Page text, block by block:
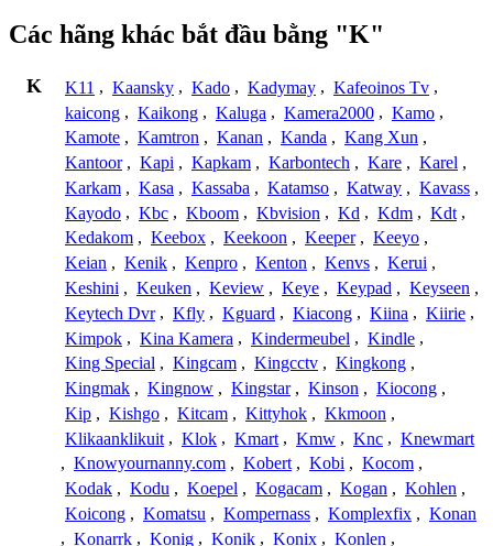
Các hãng khác bắt đầu bằng "K"
K K11 , Kaansky , Kado , Kadymay , Kafeoinos Tv ,
kaicong , Kaikong , Kaluga , Kamera2000 , Kamo ,
Kamote , Kamtron , Kanan , Kanda , Kang Xun ,
Kantoor , Kapi , Kapkam , Karbontech , Kare , Karel ,
Karkam , Kasa , Kassaba , Katamso , Katway , Kavass ,
Kayodo , Kbc , Kboom , Kbvision , Kd , Kdm , Kdt ,
Kedakom , Keebox , Keekoon , Keeper , Keeyo ,
Keian , Kenik , Kenpro , Kenton , Kenvs , Kerui ,
Keshini , Keuken , Keview , Keye , Keypad , Keyseen ,
Keytech Dvr , Kfly , Kguard , Kiacong , Kiina , Kiirie ,
Kimpok , Kina Kamera , Kindermeubel , Kindle ,
King Special , Kingcam , Kingcctv , Kingkong ,
Kingmak , Kingnow , Kingstar , Kinson , Kiocong ,
Kip , Kishgo , Kitcam , Kittyhok , Kkmoon ,
Klikaanklikuit , Klok , Kmart , Kmw , Knc , Knewmart
, Knowyournanny.com , Kobert , Kobi , Kocom ,
Kodak , Kodu , Koepel , Kogacam , Kogan , Kohlen ,
Koicong , Komatsu , Kompernass , Komplexfix , Konan
, Konarrk , Konig , Konik , Konix , Konlen ,